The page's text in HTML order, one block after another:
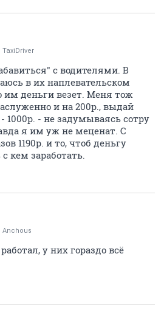
TaxiDriver
с водителями. В
в их наплевательском
им деньги везет. Меня тож
и на 200р., выдай
1000р. - не задумываясь сотру
я им уж не меценат. С
1190р. и то, чтоб деньгу
кем заработать.
Anchous
у них гораздо всё